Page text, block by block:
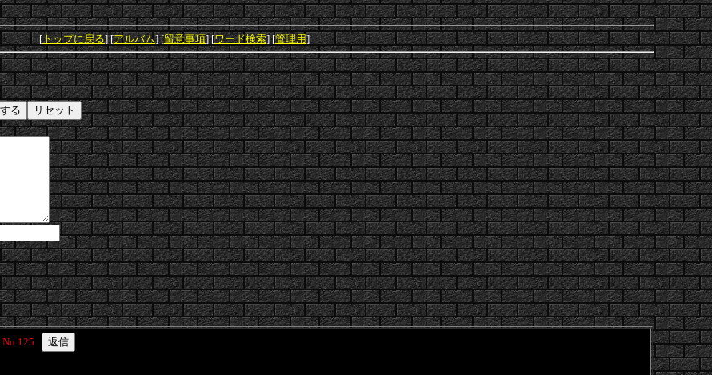
[トップに戻る] [アルバム] [留意事項] [ワード検索] [管理用]
No.125